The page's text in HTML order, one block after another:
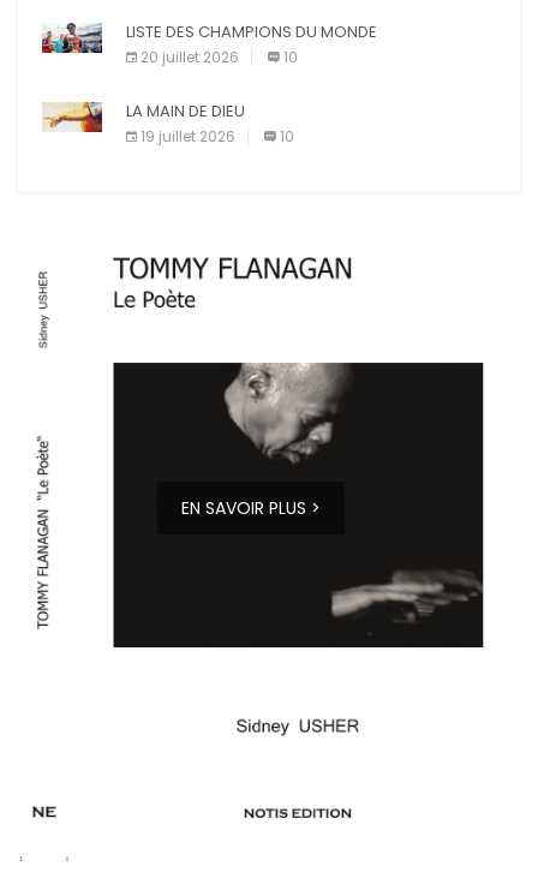
LISTE DES CHAMPIONS DU MONDE
20 juillet 2026 10
LA MAIN DE DIEU
19 juillet 2026 10
EN SAVOIR PLUS >